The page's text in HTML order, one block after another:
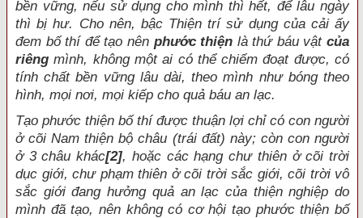
bền vững, nếu sử dụng cho mình thì hết, để lâu ngày
thì bị hư. Cho nên, bậc Thiện trí sử dụng của cải ấy
đem bố thí để tạo nên phước thiện là thứ báu vậtcủa
riêngmình, không một ai có thể chiếm đoạt được, có
tính chất bền vững lâu dài, theo mình như bóng theo
hình, mọi nơi, mọi kiếp cho quả báu an lạc.
Tạo phước thiện bố thí được thuận lợi chỉ có con người
ở cõi Nam thiện bộ châu (trái đất) này; còn con người
ở 3 châu khác[2], hoặc các hạng chư thiên ở cõi trời
dục giới, chư phạm thiên ở cõi trời sắc giới, cõi trời vô
sắc giới đang hưởng quả an lạc của thiện nghiệp do
mình đã tạo, nên không có cơ hội tạo phước thiện bố